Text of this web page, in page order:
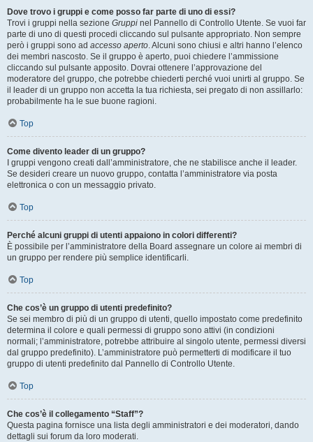
Dove trovo i gruppi e come posso far parte di uno di essi?
Trovi i gruppi nella sezione Gruppi nel Pannello di Controllo Utente. Se vuoi far
parte di uno di questi procedi cliccando sul pulsante appropriato. Non sempre
però i gruppi sono ad accesso aperto. Alcuni sono chiusi e altri hanno l’elenco
dei membri nascosto. Se il gruppo è aperto, puoi chiedere l’ammissione
cliccando sul pulsante apposito. Dovrai ottenere l’approvazione del
moderatore del gruppo, che potrebbe chiederti perché vuoi unirti al gruppo. Se
il leader di un gruppo non accetta la tua richiesta, sei pregato di non assillarlo:
probabilmente ha le sue buone ragioni.
Top
Come divento leader di un gruppo?
I gruppi vengono creati dall’amministratore, che ne stabilisce anche il leader.
Se desideri creare un nuovo gruppo, contatta l’amministratore via posta
elettronica o con un messaggio privato.
Top
Perché alcuni gruppi di utenti appaiono in colori differenti?
È possibile per l’amministratore della Board assegnare un colore ai membri di
un gruppo per rendere più semplice identificarli.
Top
Che cos’è un gruppo di utenti predefinito?
Se sei membro di più di un gruppo di utenti, quello impostato come predefinito
determina il colore e quali permessi di gruppo sono attivi (in condizioni
normali; l’amministratore, potrebbe attribuire al singolo utente, permessi diversi
dal gruppo predefinito). L’amministratore può permetterti di modificare il tuo
gruppo di utenti predefinito dal Pannello di Controllo Utente.
Top
Che cos’è il collegamento “Staff”?
Questa pagina fornisce una lista degli amministratori e dei moderatori, dando
dettagli sui forum da loro moderati.